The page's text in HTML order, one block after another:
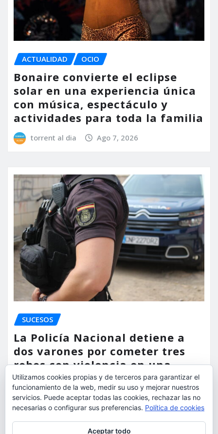
ACTUALIDAD OCIO
Bonaire convierte el eclipse
solar en una experiencia única
con música, espectáculo y
actividades para toda la familia
torrent al dia Ago 7, 2026
SUCESOS
La Policía Nacional detiene a
dos varones por cometer tres
robos con violencia en una
misma mañana
torrent al dia Ago 7, 2026
Utilizamos cookies propias y de terceros para garantizar el
funcionamiento de la web, medir su uso y mejorar nuestros
servicios. Puede aceptar todas las cookies, rechazar las no
necesarias o configurar sus preferencias. Política de cookies
Aceptar todo